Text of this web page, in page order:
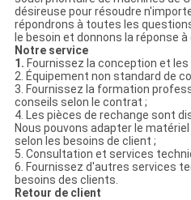
désireuse pour résoudre
répondrons à toutes les
le besoin et donnons la réponse à
Notre service
1. Fournissez la conception et
2. Équipement non standard de
3. Fournissez la formation
conseils selon le contrat ;
4. Les pièces de rechange sont
Nous pouvons adapter le
selon les besoins de client ;
5. Consultation et services
6. Fournissez d'autres services
besoins des clients.
Retour de client